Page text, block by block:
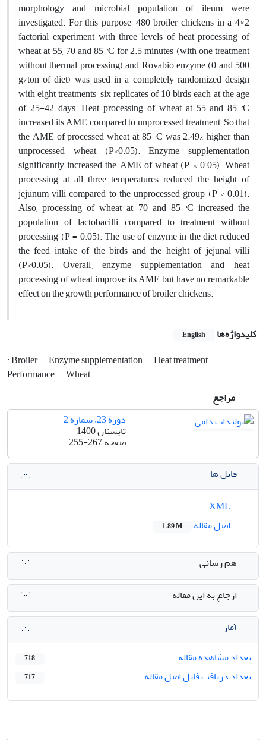
morphology and microbial population of ileum were
investigated. For this purpose, 480 broiler chickens in a 4×2
factorial experiment with three levels of heat processing of
wheat at 55, 70 and 85 °C for 2.5 minutes (with one treatment
without thermal processing) and Rovabio enzyme (0 and 500
g/ton of diet) was used in a completely randomized design
with eight treatments, six replicates of 10 birds each at the age
of 25-42 days. Heat processing of wheat at 55 and 85 °C
increased its AME compared to unprocessed treatment; So that
the AME of processed wheat at 85 °C was 2.49% higher than
unprocessed wheat (P<0.05). Enzyme supplementation
significantly increased the AME of wheat (P < 0.05). Wheat
processing at all three temperatures reduced the height of
jejunum villi compared to the unprocessed group (P < 0.01).
Also, processing of wheat at 70 and 85 °C increased the
population of lactobacilli compared to treatment without
processing (P = 0.05). The use of enzyme in the diet reduced
the feed intake of the birds and the height of jejunal villi
(P<0.05). Overall,, enzyme supplementation and heat
processing of wheat improve its AME but have no remarkable
effect on the growth performance of broiler chickens.
کلیدواژه‌ها English
: Broiler Enzyme supplementation
Heat treatment
Performance
Wheat
مراجع
دوره 23، شماره 2
تابستان 1400
صفحه255-267
فایل ها
اصل مقاله
1.89 M
هم رسانی
ارجاع به این مقاله
آمار
تعداد مشاهده مقاله
718
تعداد دریافت فایل اصل مقاله 717